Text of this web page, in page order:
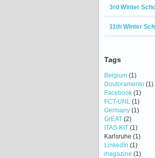
3rd Winter
11th Winter
Tags
Belgium (1)
Doutoramento (1)
Facebook (1)
FCT-UNL (1)
Germany (1)
GrEAT (2)
ITAS-KIT (1)
Karlsruhe (1)
LinkedIn (1)
magazine (1)